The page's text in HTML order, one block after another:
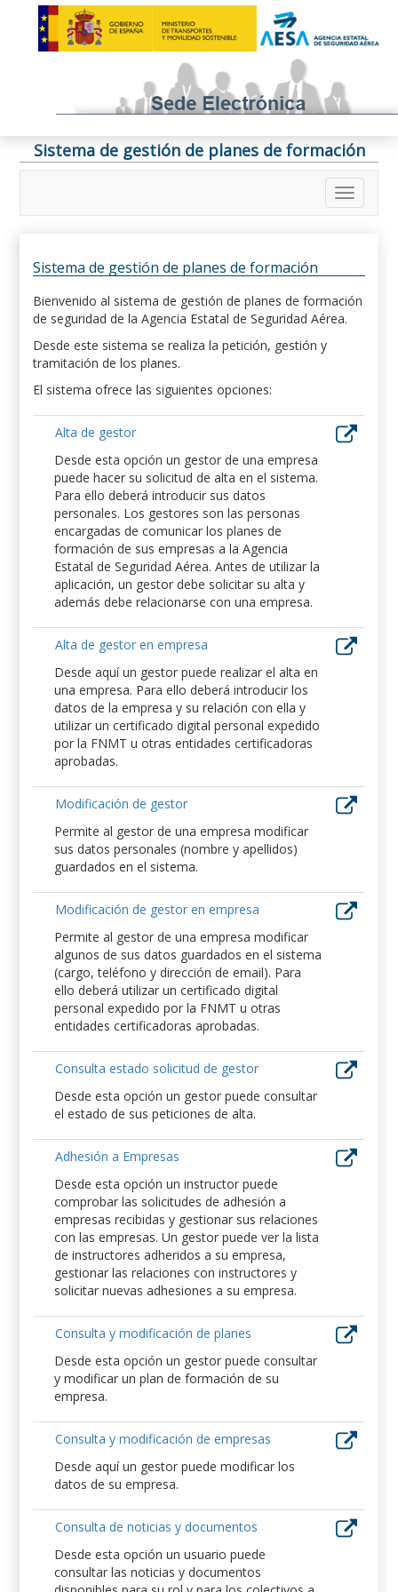
Sistema de gestión de planes de formación
Sistema de gestión de planes de formación
Bienvenido al sistema de gestión de planes de formación
de seguridad de la Agencia Estatal de Seguridad Aérea.
Desde este sistema se realiza la petición, gestión y
tramitación de los planes.
El sistema ofrece las siguientes opciones:
Alta de gestor
Desde esta opción un gestor de una empresa
puede hacer su solicitud de alta en el sistema.
Para ello deberá introducir sus datos
personales. Los gestores son las personas
encargadas de comunicar los planes de
formación de sus empresas a la Agencia
Estatal de Seguridad Aérea. Antes de utilizar la
aplicación, un gestor debe solicitar su alta y
además debe relacionarse con una empresa.
Alta de gestor en empresa
Desde aquí un gestor puede realizar el alta en
una empresa. Para ello deberá introducir los
datos de la empresa y su relación con ella y
utilizar un certificado digital personal expedido
por la FNMT u otras entidades certificadoras
aprobadas.
Modificación de gestor
Permite al gestor de una empresa modificar
sus datos personales (nombre y apellidos)
guardados en el sistema.
Modificación de gestor en empresa
Permite al gestor de una empresa modificar
algunos de sus datos guardados en el sistema
(cargo, teléfono y dirección de email). Para
ello deberá utilizar un certificado digital
personal expedido por la FNMT u otras
entidades certificadoras aprobadas.
Consulta estado solicitud de gestor
Desde esta opción un gestor puede consultar
el estado de sus peticiones de alta.
Adhesión a Empresas
Desde esta opción un instructor puede
comprobar las solicitudes de adhesión a
empresas recibidas y gestionar sus relaciones
con las empresas. Un gestor puede ver la lista
de instructores adheridos a su empresa,
gestionar las relaciones con instructores y
solicitar nuevas adhesiones a su empresa.
Consulta y modificación de planes
Desde esta opción un gestor puede consultar
y modificar un plan de formación de su
empresa.
Consulta y modificación de empresas
Desde aquí un gestor puede modificar los
datos de su empresa.
Consulta de noticias y documentos
Desde esta opción un usuario puede
consultar las noticias y documentos